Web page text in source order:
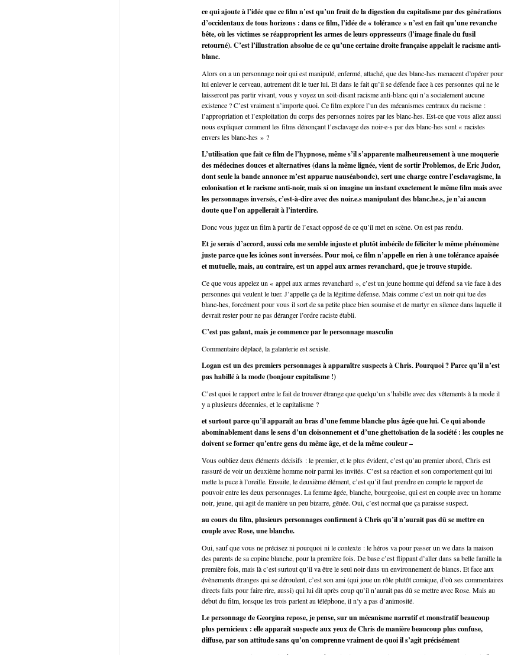
ce qui ajoute à l’idée que ce film n’est qu’un fruit de la digestion du capitalisme par des générations
d’occidentaux de tous horizons : dans ce film, l’idée de « tolérance » n’est en fait qu’une revanche
bête, où les victimes se réapproprient les armes de leurs oppresseurs (l’image finale du fusil
retourné). C’est l’illustration absolue de ce qu’une certaine droite française appelait le racisme anti-
blanc.
Alors on a un personnage noir qui est manipulé, enfermé, attaché, que des blanc-hes menacent d’opérer pour
lui enlever le cerveau, autrement dit le tuer lui. Et dans le fait qu’il se défende face à ces personnes qui ne le
laisseront pas partir vivant, vous y voyez un soit-disant racisme anti-blanc qui n’a socialement aucune
existence ? C’est vraiment n’importe quoi. Ce film explore l’un des mécanismes centraux du racisme :
l’appropriation et l’exploitation du corps des personnes noires par les blanc-hes. Est-ce que vous allez aussi
nous expliquer comment les films dénonçant l’esclavage des noir-e-s par des blanc-hes sont « racistes
envers les blanc-hes » ?
L’utilisation que fait ce film de l’hypnose, même s’il s’apparente malheureusement à une moquerie
des médecines douces et alternatives (dans la même lignée, vient de sortir Problemos, de Eric Judor,
dont seule la bande annonce m’est apparue nauséabonde), sert une charge contre l’esclavagisme, la
colonisation et le racisme anti-noir, mais si on imagine un instant exactement le même film mais avec
les personnages inversés, c’est-à-dire avec des noir.e.s manipulant des blanc.he.s, je n’ai aucun
doute que l’on appellerait à l’interdire.
Donc vous jugez un film à partir de l’exact opposé de ce qu’il met en scène. On est pas rendu.
Et je serais d’accord, aussi cela me semble injuste et plutôt imbécile de féliciter le même phénomène
juste parce que les icônes sont inversées. Pour moi, ce film n’appelle en rien à une tolérance apaisée
et mutuelle, mais, au contraire, est un appel aux armes revanchard, que je trouve stupide.
Ce que vous appelez un « appel aux armes revanchard », c’est un jeune homme qui défend sa vie face à des
personnes qui veulent le tuer. J’appelle ça de la légitime défense. Mais comme c’est un noir qui tue des
blanc-hes, forcément pour vous il sort de sa petite place bien soumise et de martyr en silence dans laquelle il
devrait rester pour ne pas déranger l’ordre raciste établi.
C’est pas galant, mais je commence par le personnage masculin
Commentaire déplacé, la galanterie est sexiste.
Logan est un des premiers personnages à apparaître suspects à Chris. Pourquoi ? Parce qu’il n’est
pas habillé à la mode (bonjour capitalisme !)
C’est quoi le rapport entre le fait de trouver étrange que quelqu’un s’habille avec des vêtements à la mode il
y a plusieurs décennies, et le capitalisme ?
et surtout parce qu’il apparaît au bras d’une femme blanche plus âgée que lui. Ce qui abonde
abominablement dans le sens d’un cloisonnement et d’une ghettoïsation de la société : les couples ne
doivent se former qu’entre gens du même âge, et de la même couleur –
Vous oubliez deux éléments décisifs : le premier, et le plus évident, c’est qu’au premier abord, Chris est
rassuré de voir un deuxième homme noir parmi les invités. C’est sa réaction et son comportement qui lui
mette la puce à l’oreille. Ensuite, le deuxième élément, c’est qu’il faut prendre en compte le rapport de
pouvoir entre les deux personnages. La femme âgée, blanche, bourgeoise, qui est en couple avec un homme
noir, jeune, qui agit de manière un peu bizarre, gênée. Oui, c’est normal que ça paraisse suspect.
au cours du film, plusieurs personnages confirment à Chris qu’il n’aurait pas dû se mettre en
couple avec Rose, une blanche.
Oui, sauf que vous ne précisez ni pourquoi ni le contexte : le héros va pour passer un we dans la maison
des parents de sa copine blanche, pour la première fois. De base c’est flippant d’aller dans sa belle famille la
première fois, mais là c’est surtout qu’il va être le seul noir dans un environnement de blancs. Et face aux
évènements étranges qui se déroulent, c’est son ami (qui joue un rôle plutôt comique, d’où ses commentaires
directs faits pour faire rire, aussi) qui lui dit après coup qu’il n’aurait pas dû se mettre avec Rose. Mais au
début du film, lorsque les trois parlent au téléphone, il n’y a pas d’animosité.
Le personnage de Georgina repose, je pense, sur un mécanisme narratif et monstratif beaucoup
plus pernicieux : elle apparaît suspecte aux yeux de Chris de manière beaucoup plus confuse,
diffuse, par son attitude sans qu’on comprenne vraiment de quoi il s’agit précisément